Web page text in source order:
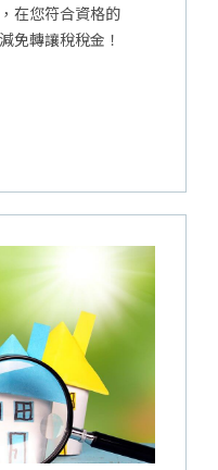
在您符合資格的
免轉讓稅稅金！